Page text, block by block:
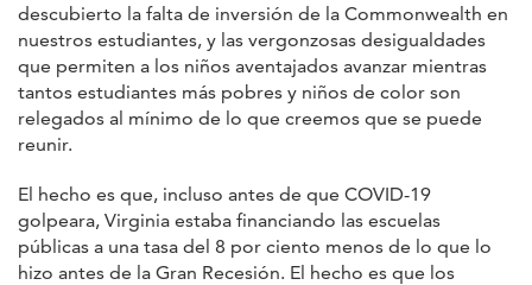
descubierto la falta de inversión de la Commonwealth en
nuestros estudiantes, y las vergonzosas desigualdades
que permiten a los niños aventajados avanzar mientras
tantos estudiantes más pobres y niños de color son
relegados al mínimo de lo que creemos que se puede
reunir.
El hecho es que, incluso antes de que COVID-19
golpeara, Virginia estaba financiando las escuelas
públicas a una tasa del 8 por ciento menos de lo que lo
hizo antes de la Gran Recesión. El hecho es que los